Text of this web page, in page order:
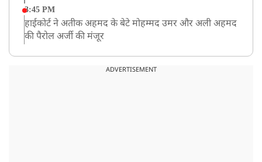
3:45 PM
हाईकोर्ट ने अतीक अहमद के बेटे मोहम्मद उमर और अली अहमद
की पैरोल अर्जी की मंजूर
CM योगी का सपा पर हमला, कहा- वोट बैंक की राजनीति ने
ADVERTISEMENT